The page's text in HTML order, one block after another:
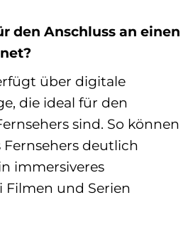
den Anschluss an einen
über digitale
die ideal für den
sind. So können
Fernsehers deutlich
immersiveres
Filmen und Serien